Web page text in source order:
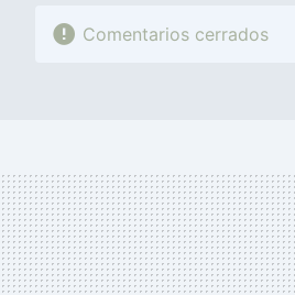
Comentarios cerrados